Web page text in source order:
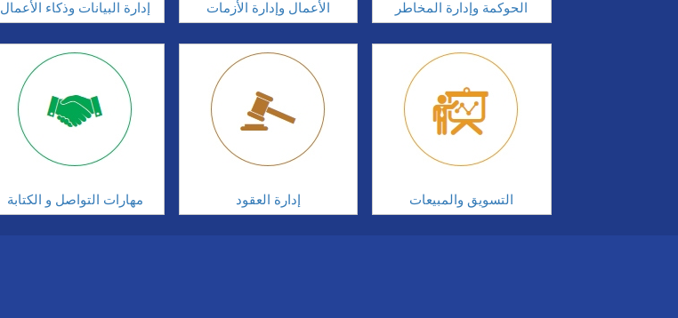
إدارة البيانات وذكاء الأعمال الأعمال وإدارة الأزمات الحوكمة وإدارة المخاطر
مهارات التواصل و الكتابة إدارة العقود التسويق والمبيعات